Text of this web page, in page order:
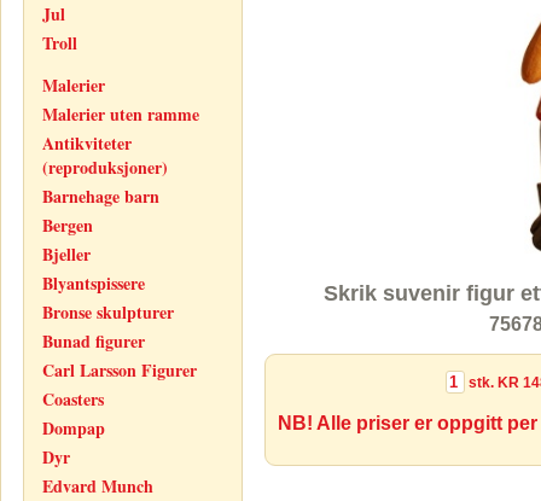
Jul
Troll
Malerier
Malerier uten ramme
Antikviteter
(reproduksjoner)
Barnehage barn
Bergen
Bjeller
Blyantspissere
Bronse skulpturer
Bunad figurer
Carl Larsson Figurer
Coasters
Dompap
Dyr
Edvard Munch
Skrik suvenir figur
stk. KR
NB! Alle priser er oppgitt